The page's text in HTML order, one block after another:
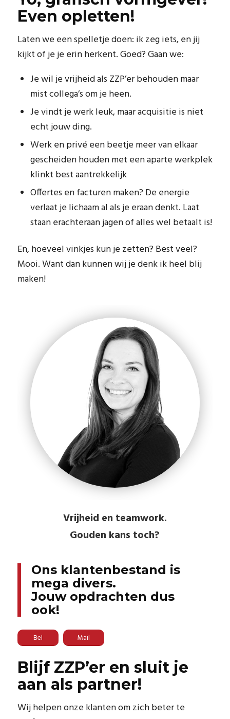
Even opletten!
Laten we een spelletje doen: ik zeg iets, en jij
kijkt of je je erin herkent. Goed? Gaan we:
Je wil je vrijheid als ZZP’er behouden maar
mist collega’s om je heen.
Je vindt je werk leuk, maar acquisitie is niet
echt jouw ding.
Werk en privé een beetje meer van elkaar
gescheiden houden met een aparte werkplek
klinkt best aantrekkelijk
Offertes en facturen maken? De energie
verlaat je lichaam al als je eraan denkt. Laat
staan erachteraan jagen of alles wel betaalt is!
En, hoeveel vinkjes kun je zetten? Best veel?
Mooi. Want dan kunnen wij je denk ik heel blij
maken!
Vrijheid en teamwork.
Gouden kans toch?
Ons klantenbestand is
mega divers.
Jouw opdrachten dus
ook!
Bel Mail
Blijf ZZP’er en sluit je
aan als partner!
Wij helpen onze klanten om zich beter te